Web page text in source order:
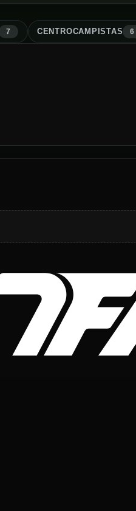
7 CENTROCAMPISTAS 6